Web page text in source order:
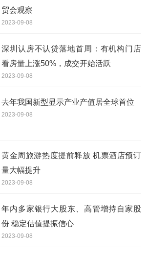
贸会观察
2023-09-08
深圳认房不认贷落地首周：有机构门店
看房量上涨50%，成交开始活跃
2023-09-08
去年我国新型显示产业产值居全球首位
2023-09-08
黄金周旅游热度提前释放 机票酒店预订
量大幅提升
2023-09-08
年内多家银行大股东、高管增持自家股
份 稳定估值提振信心
2023-09-08